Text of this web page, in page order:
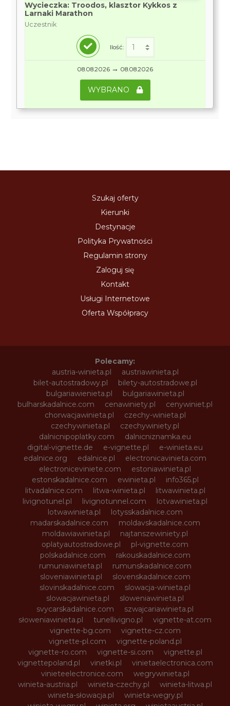
Wycieczka: Troodos, klasztor Kykkos z
Larnaki Marathon
Uczestnik
Ilość:
08.08.2026 → 08.08.2026
WYBRANO
Szukaj oferty
Kierunki
Destynacje
Polityka Prywatności
Regulamin strony
Zaloguj się
Kontakt
Usługi Internetowe
Oferta Współpracy
Polecamy:
austria-winieta.pl
austriawinieta.pl
bilet-autostradowy.pl
bilety-autostradowe.pl
bulgariawienieta.pl
bulgariawinieta.pl
bulharskadalnice.com
cenawiniety.pl
cenywiniet.pl
chorwacjawinieta.pl
czechy-winieta.pl
czechywinieta.pl
czechywiniety.pl
dalnicnipoplatky.com
dalnicniznamka.eu
digital-vignette.de
e-vignette.pl
e-winieta.eu
edalnice.org
edalnice.pl
electronicavinieta.com
electroniceviniete.com
estoniawinieta.pl
estonskadalnice.com
ewinieta.pl
info365.pl
litvadalnice.com
litwa-winieta.pl
litwawinieta.pl
livignotunel.pl
livignotunnel.com
lotvawinieta.pl
lotwawinieta.pl
lotysskadalnice.com
madarskadalnice.com
moldavskadalnice.com
moldawiawinieta.pl
najtanszewiniety.pl
oplatyautostradowe.pl
pl-vignette.com
polskadalnice.com
rakouskadalnice.com
rumuniawinieta.pl
rumunskadalnice.com
sloveniawinieta.pl
slovenskadalnice.com
slovinskadalnice.com
slowacja-winieta.pl
slowacjawinieta.pl
sloweniawinieta.pl
svycarskadalnice.com
szwajcariawinieta.pl
słoweniawinieta.pl
tunellivigno.pl
vignette-at.com
vignette-bg.com
vignette-cz.com
vignette-pl.com
vignette-poland.pl
vignette-ro.com
vignette-si.com
vignette.pl
vignettepoland.pl
vinetki.pl
vinietaelectronica.com
vinieteelectronice.com
wegrywinieta.pl
winieta-austria.pl
winieta-czechy.pl
winieta-litwa.pl
winieta-słowacja.pl
winieta-wegry.pl